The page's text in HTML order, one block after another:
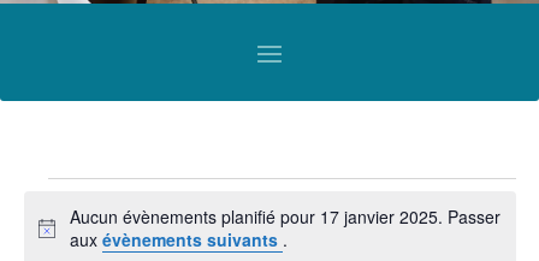
Évènements
for
Notice
Aucun évènements planifié pour 17 janvier 2025. Passer
auxévènements suivants .